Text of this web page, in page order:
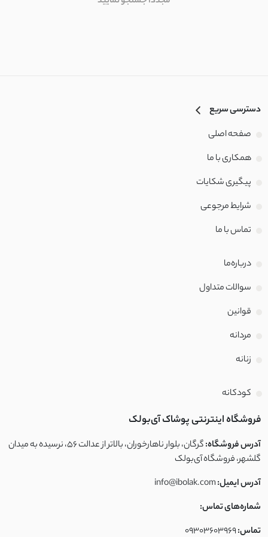
کرپ آنجل
کرپ حریر
کرپ آنجلیکا
کریشه
نخ و پنبه
بیسکویتی
غواصی
دسترسی سریع
صفحه اصلی
همکاری با ما
پیگیری شکایات
شرایط مرجوعی
تماس با‌ ما
درباره‌ما
سوالات متداول
قوانین
مردانه
زنانه
کودکانه
فروشگاه اینترنتی پوشاک آی‌بولک
آدرس فروشگاه:
گرگان، بلوار ناهارخوران، بالاتر از عدالت ۵۶، نرسیده به میدان
گلشهر، فروشگاه آی‌بولک
آدرس ایمیل:info@ibolak.com
شماره‌های تماس:
تماس:09303603969